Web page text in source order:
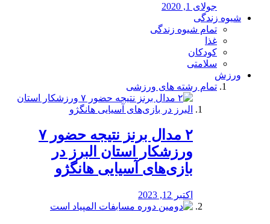
جولای 1, 2020
شیوه زندگی
تمام شیوه زندگی
غذا
کودکان
سلامتی
ورزش
تمام رشته های ورزشی
۲ مدال برنز نتیجه حضور ۷
ورزشکار استان البرز در
بازی‌های آسیایی هانگژو
اکتبر 12, 2023